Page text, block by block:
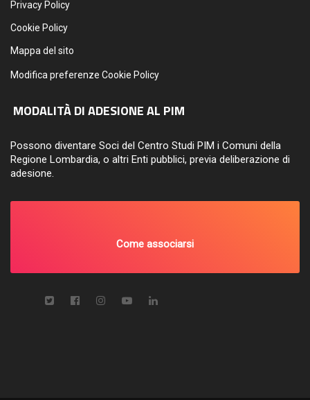
Privacy Policy
Cookie Policy
Mappa del sito
Modifica preferenze Cookie Policy
MODALITÀ DI ADESIONE AL PIM
Possono diventare Soci del Centro Studi PIM i Comuni della
Regione Lombardia, o altri Enti pubblici, previa deliberazione di
adesione.
Come associarsi